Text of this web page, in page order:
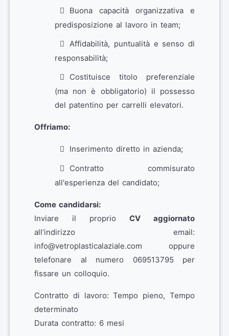
Buona capacità organizzativa e
predisposizione al lavoro in team;
Affidabilità, puntualità e senso di
responsabilità;
Costituisce titolo preferenziale
(ma non è obbligatorio) il possesso
del patentino per carrelli elevatori.
Offriamo:
Inserimento diretto in azienda;
Contratto commisurato
all'esperienza del candidato;
Come candidarsi:
Inviare il proprio CV aggiornato
all’indirizzo email:
info@vetroplasticalaziale.com oppure
telefonare al numero 069513795 per
fissare un colloquio.
Contratto di lavoro: Tempo pieno, Tempo
determinato
Durata contratto: 6 mesi